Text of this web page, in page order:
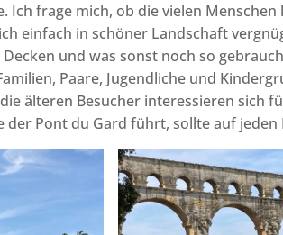
Ich frage mich, ob die vielen Menschen
einfach in schöner Landschaft
und was sonst noch so
Paare, Jugendliche und
älteren Besucher interessieren sich
der Pont du Gard führt, sollte auf jeden